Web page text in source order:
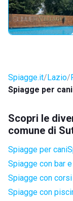
Spiagge.it Lazio
Spiagge per cani
Scopri le
comune di
Spiagge per cani
Spiagge con bar
Spiagge con
Spiagge con